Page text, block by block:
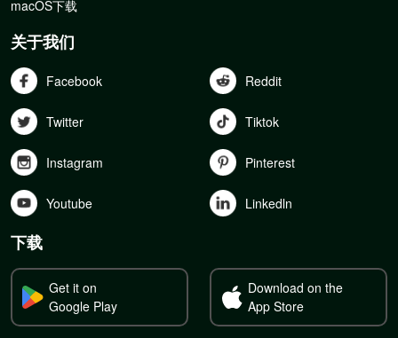
macOS下载
关于我们
Facebook Reddit
Twitter Tiktok
Instagram Pinterest
Youtube Linkedln
下载
Get it on
Google Play
Download on the
App Store